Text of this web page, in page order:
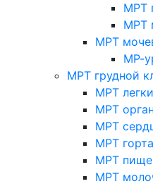
МРТ
МРТ
МРТ
МР-
МРТ грудной
МРТ
МРТ
МРТ
МРТ
МРТ
МРТ